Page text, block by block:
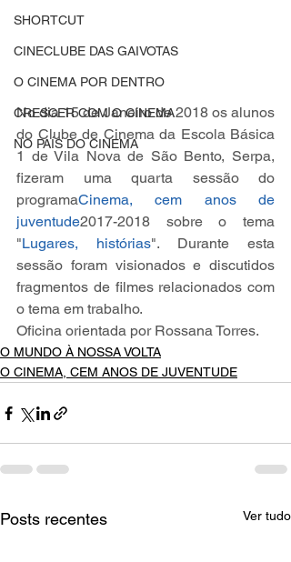
SHORTCUT
CINECLUBE DAS GAIVOTAS
O CINEMA POR DENTRO
CRESCER COM O CINEMA
NO PAÍS DO CINEMA
No dia 15 de Janeiro de 2018 os alunos
do Clube de Cinema da Escola Básica
1 de Vila Nova de São Bento, Serpa,
fizeram uma quarta sessão do
programaCinema, cem anos de
juventude2017-2018 sobre o tema
"Lugares, histórias". Durante esta
sessão foram visionados e discutidos
fragmentos de filmes relacionados com
o tema em trabalho.
Oficina orientada por Rossana Torres.
O MUNDO À NOSSA VOLTA
O CINEMA, CEM ANOS DE JUVENTUDE
Posts recentes Ver tudo